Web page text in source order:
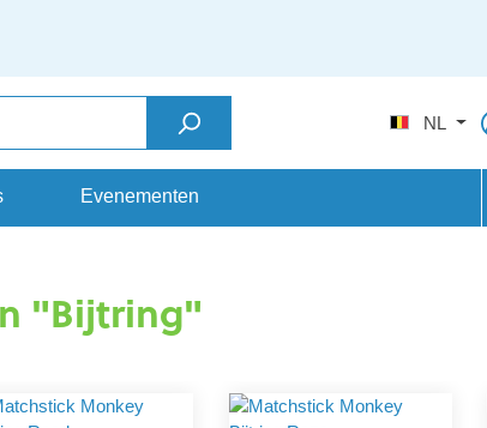
NL
Evenementen
"Bijtring"